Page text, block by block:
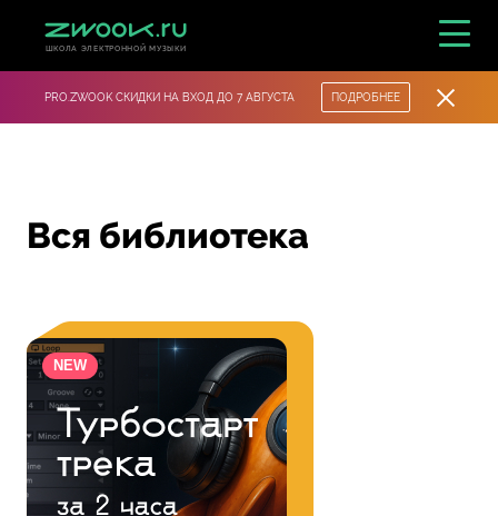
ШКОЛА ЭЛЕКТРОННОЙ МУЗЫКИ
PRO.ZWOOK СКИДКИ НА ВХОД ДО 7 АВГУСТА ПОДРОБНЕЕ
Вся библиотека
NEW